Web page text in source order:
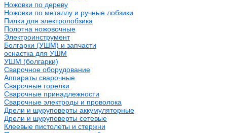
Ножовки по дереву
Ножовки по металлу и ручные лобзики
Пилки для электролобзика
Полотна ножовочные
Электроинструмент
Болгарки (УШМ) и запчасти
оснастка для УШМ
УШМ (болгарки)
Сварочное оборудование
Аппараты сварочные
Сварочные горелки
Сварочные принадлежности
Сварочные электроды и проволока
Дрели и шуруповерты аккумуляторные
Дрели и шуруповерты сетевые
Клеевые пистолеты и стержни